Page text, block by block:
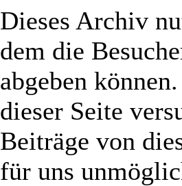
Dieses Archiv
dem die
abgeben
dieser Seite
Beiträge von
für uns